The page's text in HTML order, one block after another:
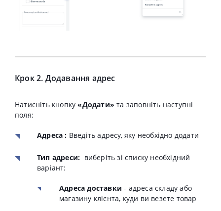
Крок 2. Додавання адрес
Натисніть кнопку«Додати» та заповніть наступні
поля:
Адреса : Введіть адресу, яку необхідно додати
Тип адреси: виберіть зі списку необхідний
варіант:
Адреса доставки - адреса складу або
магазину клієнта, куди ви везете товар